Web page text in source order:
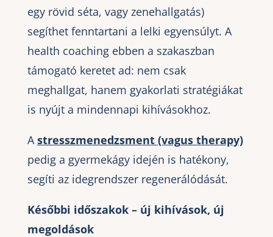
egy rövid séta, vagy zenehallgatás)
segíthet fenntartani a lelki egyensúlyt. A
health coaching ebben a szakaszban
támogató keretet ad: nem csak
meghallgat, hanem gyakorlati stratégiákat
is nyújt a mindennapi kihívásokhoz.
A stresszmenedzsment (vagus therapy)
pedig a gyermekágy idején is hatékony,
segíti az idegrendszer regenerálódását.
Későbbi időszakok – új kihívások, új
megoldások